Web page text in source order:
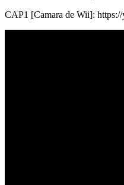
CAP1 [Camara de Wii]: